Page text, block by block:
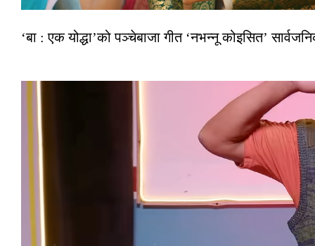
‘बा : एक योद्धा’को पञ्चेबाजा गीत ‘नभन्नू कोइसित’